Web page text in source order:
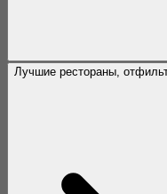
Лучшие рестораны,